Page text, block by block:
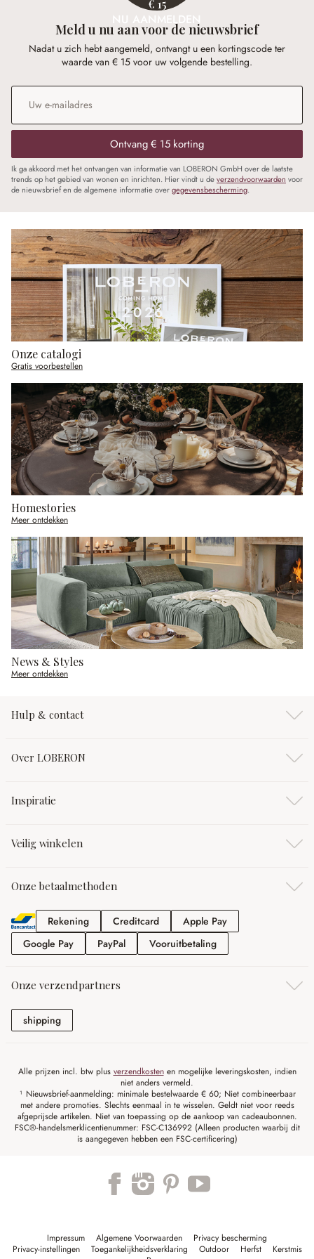
€ 15
NU AANMELDEN
Meld u nu aan voor de nieuwsbrief
Nadat u zich hebt aangemeld, ontvangt u een kortingscode ter
waarde van € 15 voor uw volgende bestelling.
E-mailadres
Ontvang € 15 korting
Ik ga akkoord met het ontvangen van informatie van LOBERON GmbH over de laatste
trends op het gebied van wonen en inrichten. Hier vindt u deverzendvoorwaarden voor
de nieuwsbrief en de algemene informatie overgegevensbescherming.
Onze catalogi
Gratis voorbestellen
Homestories
Meer ontdekken
News & Styles
Meer ontdekken
Hulp & contact
Over LOBERON
Inspiratie
Veilig winkelen
Onze betaalmethoden
RekeningRekeningCreditcardCreditcardApple PayApple Pay
Google PayGoogle Pay
PayPalPayPalVooruitbetalingVooruitbetaling
Onze verzendpartners
shippingshipping
Alle prijzen incl. btw plus verzendkostenen mogelijke leveringskosten, indien
niet anders vermeld.
¹ Nieuwsbrief-aanmelding: minimale bestelwaarde € 60; Niet combineerbaar
met andere promoties. Slechts eenmaal in te wisselen. Geldt niet voor reeds
afgeprijsde artikelen. Niet van toepassing op de aankoop van cadeaubonnen.
FSC®-handelsmerklicentienummer: FSC-C136992 (Alleen producten waarbij dit
is aangegeven hebben een FSC-certificering)
Impressum Algemene Voorwaarden
Privacy bescherming
Privacy-instellingen
Toegankelijkheidsverklaring Outdoor Herfst
Kerstmis